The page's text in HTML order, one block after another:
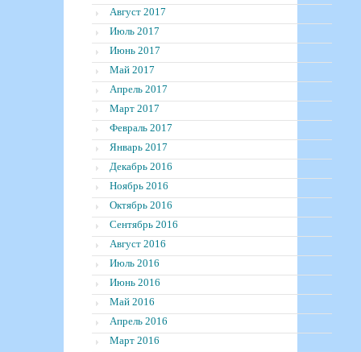
Август 2017
Июль 2017
Июнь 2017
Май 2017
Апрель 2017
Март 2017
Февраль 2017
Январь 2017
Декабрь 2016
Ноябрь 2016
Октябрь 2016
Сентябрь 2016
Август 2016
Июль 2016
Июнь 2016
Май 2016
Апрель 2016
Март 2016